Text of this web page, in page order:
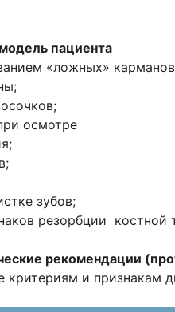
пациента
«ложных»
осмотре
зубов;
резорбции костной
рекомендации
и признакам